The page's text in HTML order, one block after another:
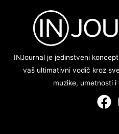
INJournal je jedinstveni
vaš ultimativni vodič kroz
muzike, umetnosti